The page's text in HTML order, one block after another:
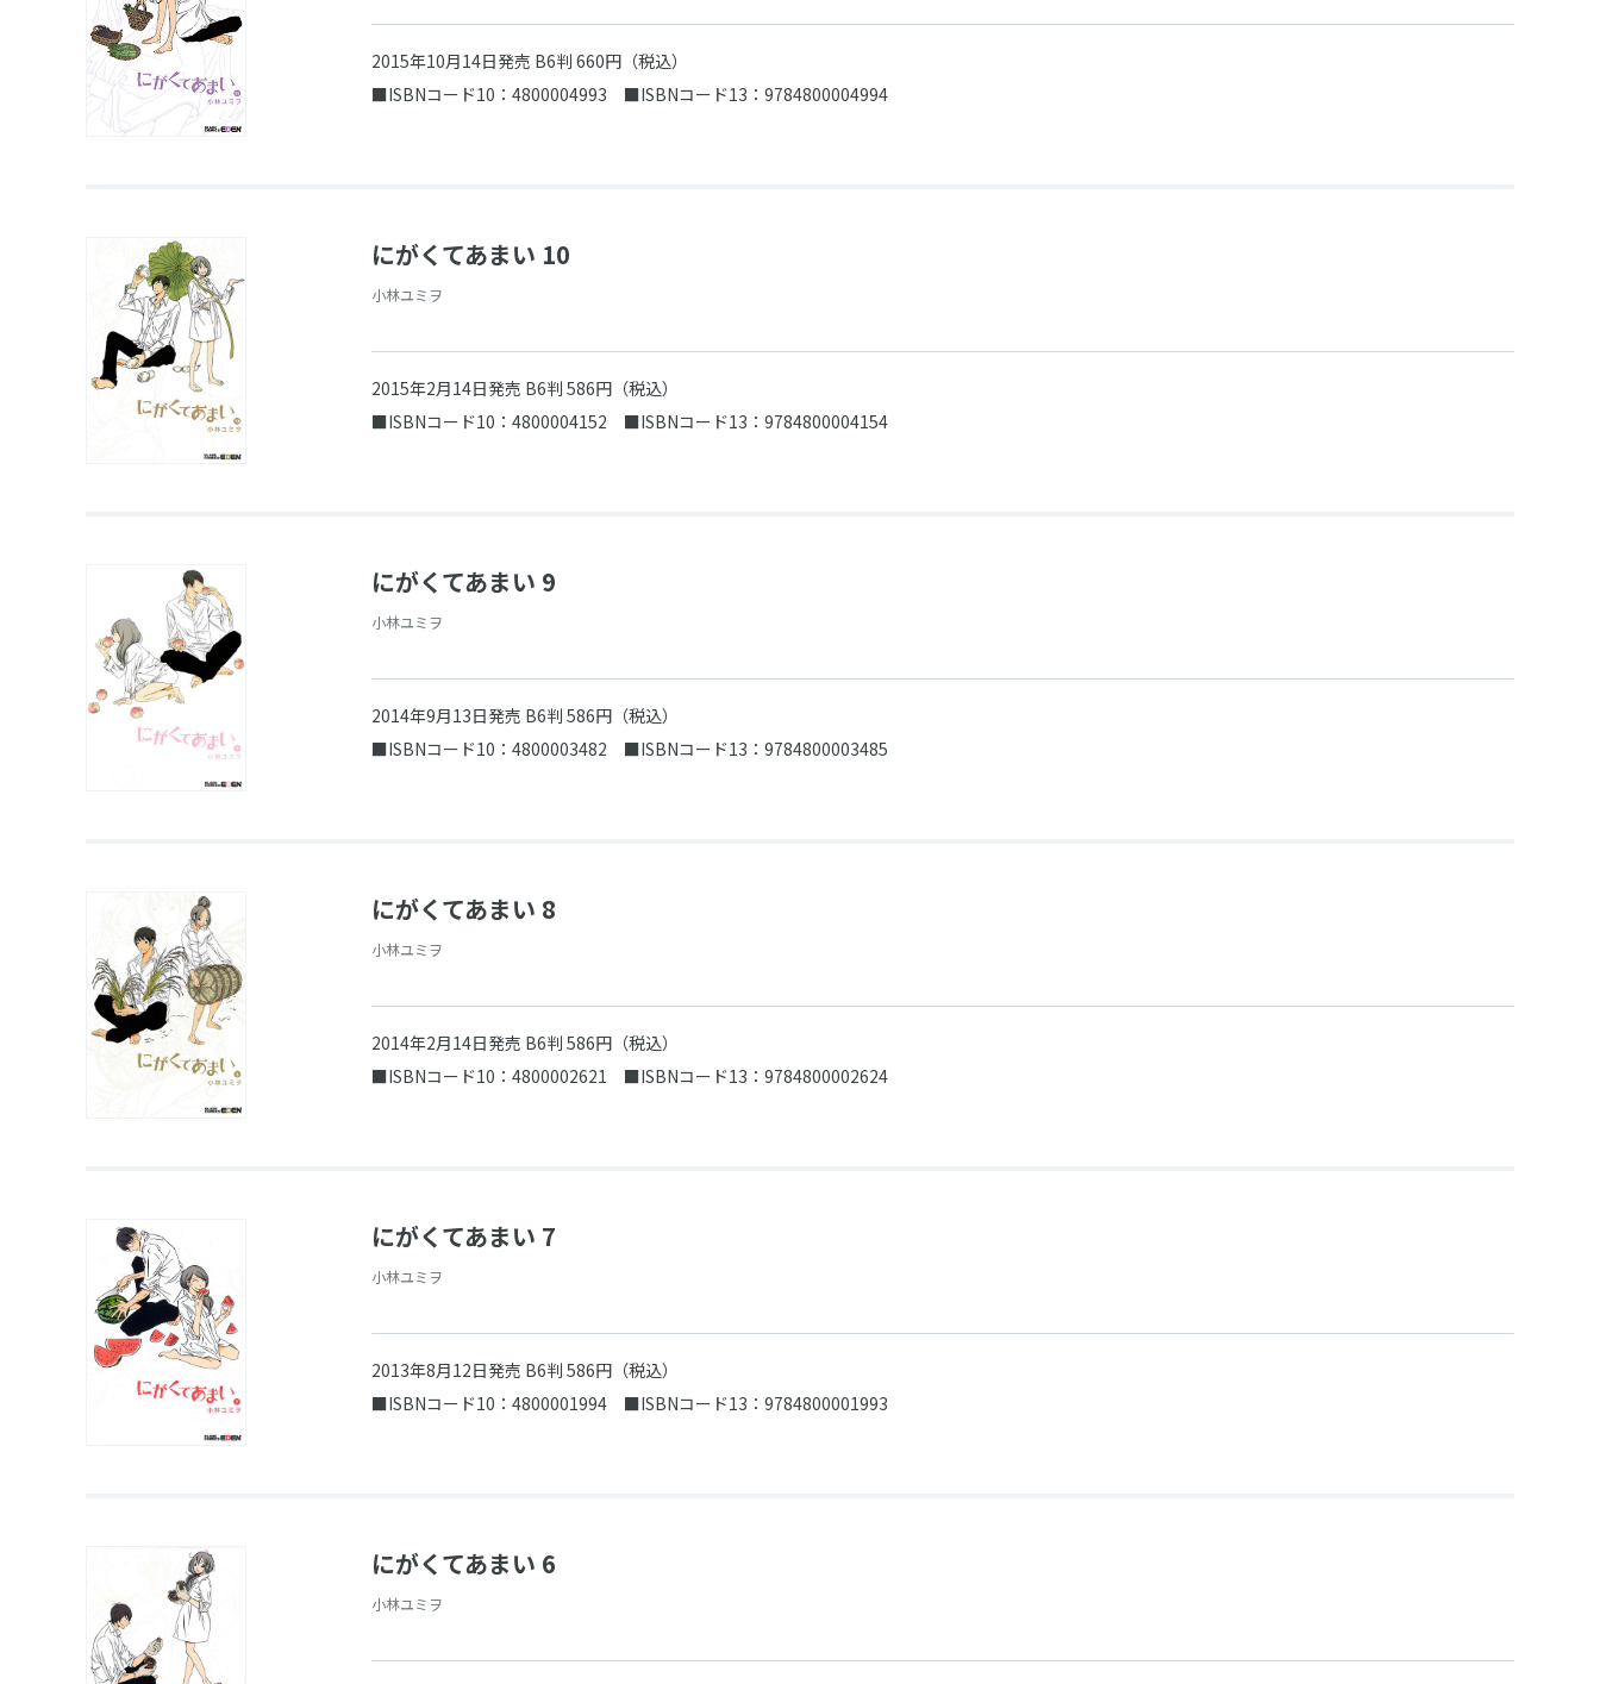
2015年10月14日発売 B6判 660円（税込）
■ISBNコード10：4800004993 ■ISBNコード13：9784800004994
にがくてあまい 10
小林ユミヲ
2015年2月14日発売 B6判 586円（税込）
■ISBNコード10：4800004152 ■ISBNコード13：9784800004154
にがくてあまい 9
小林ユミヲ
2014年9月13日発売 B6判 586円（税込）
■ISBNコード10：4800003482 ■ISBNコード13：9784800003485
にがくてあまい 8
小林ユミヲ
2014年2月14日発売 B6判 586円（税込）
■ISBNコード10：4800002621 ■ISBNコード13：9784800002624
にがくてあまい 7
小林ユミヲ
2013年8月12日発売 B6判 586円（税込）
■ISBNコード10：4800001994 ■ISBNコード13：9784800001993
にがくてあまい 6
小林ユミヲ